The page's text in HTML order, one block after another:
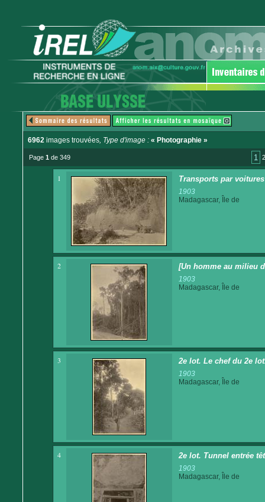
6962 images trouvées, Type d'image : « Photographie »
Page 1 de 349 1 2
1 Transports par
1903
Madagascar, Île de
2 [Un homme au milieu
1903
Madagascar, Île de
3 2e lot. Le chef du 2e
1903
Madagascar, Île de
4 2e lot. Tunnel entrée
1903
Madagascar, Île de